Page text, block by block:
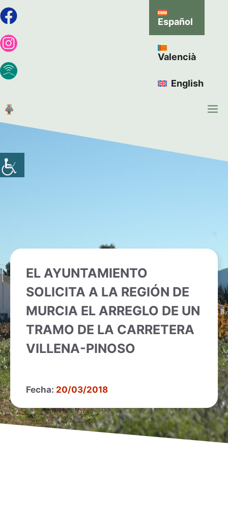
Español
Valencià
English
EL AYUNTAMIENTO
SOLICITA A LA REGIÓN DE
MURCIA EL ARREGLO DE UN
TRAMO DE LA CARRETERA
VILLENA-PINOSO
Fecha: 20/03/2018